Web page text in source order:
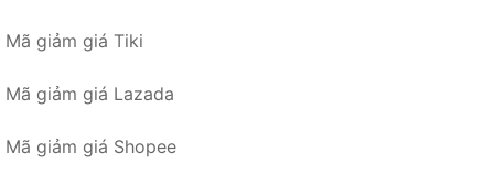
Mã giảm giá Tiki
Mã giảm giá Lazada
Mã giảm giá Shopee